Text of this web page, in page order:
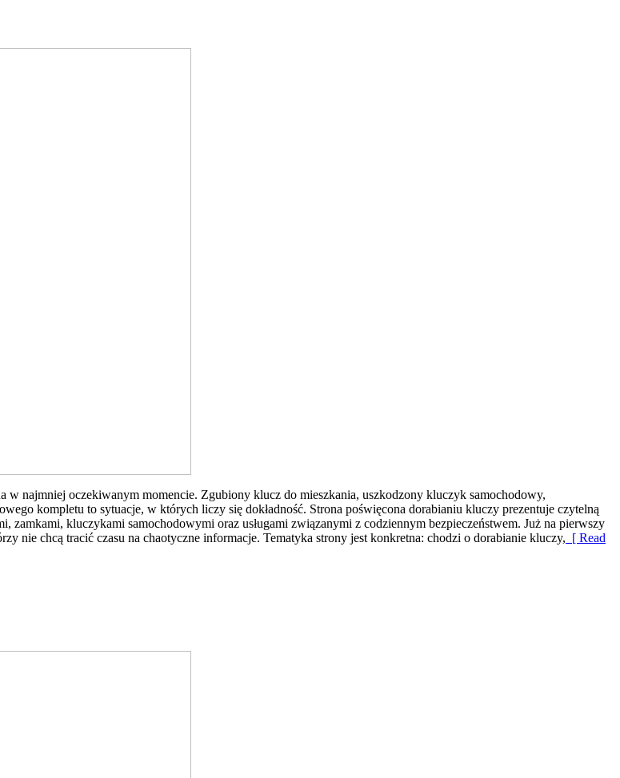
w najmniej oczekiwanym momencie. Zgubiony klucz do mieszkania, uszkodzony kluczyk samochodowy,
kompletu to sytuacje, w których liczy się dokładność. Strona poświęcona dorabianiu kluczy prezentuje czytelną
zamkami, kluczykami samochodowymi oraz usługami związanymi z codziennym bezpieczeństwem. Już na pierwszy
nie chcą tracić czasu na chaotyczne informacje. Tematyka strony jest konkretna: chodzi o dorabianie kluczy, [ Read